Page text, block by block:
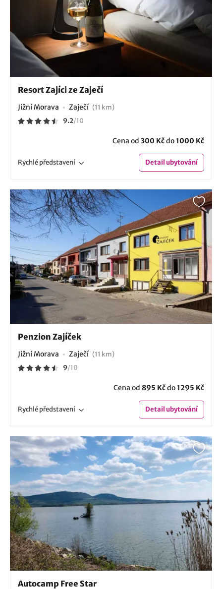
Resort Zajíci ze Zaječí
Jižní Morava Zaječí (11 km)
9.2/10
Cena od 300 Kčdo1000 Kč
Rychlépředstavení Detailubytování
Penzion Zajíček
Jižní Morava Zaječí (11 km)
9/10
Cena od 895 Kčdo1295 Kč
Rychlépředstavení Detailubytování
Autocamp Free Star